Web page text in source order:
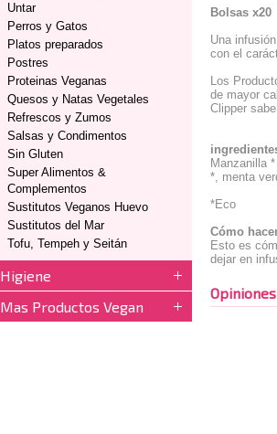
Untar
Perros y Gatos
Platos preparados
Postres
Proteinas Veganas
Quesos y Natas Vegetales
Refrescos y Zumos
Salsas y Condimentos
Sin Gluten
Super Alimentos &
Complementos
Sustitutos Veganos Huevo
Sustitutos del Mar
Tofu, Tempeh y Seitán
Higiene
Mas Productos Vegan
Bolsas x20
Una
con el
Los
de mayor
Clipper
Manzanilla
*, menta
*Eco
Cómo
Esto es
dejar en
Opiniones